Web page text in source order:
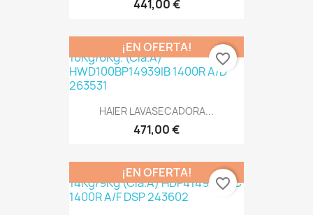
441,00 €
HAIER LAVASECADORA...
471,00 €
¡EN OFERTA!
favorite_border
¡EN OFERTA!
favorite_border